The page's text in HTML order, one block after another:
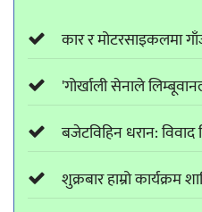
कार र मोटरसाइकलमा
'गोर्खाली सेनाले
बजेटविहिन धरान:
शुक्रबार हाम्रो कार्यक्रम